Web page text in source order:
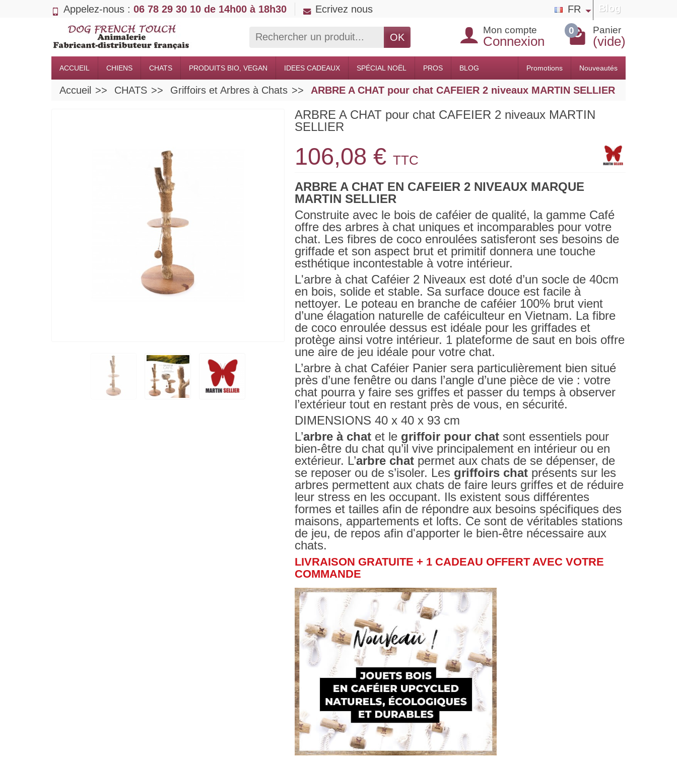
Appelez-nous : 06 78 29 30 10 de 14h00 à 18h30 Ecrivez nous FR Blog
OK
Mon compte
Connexion
0 Panier
(vide)
ACCUEIL CHIENS CHATS PRODUITS BIO, VEGAN IDEES CADEAUX SPÉCIAL NOËL PROS BLOG Promotions Nouveautés
Accueil CHATS Griffoirs et Arbres à Chats ARBRE A CHAT pour chat CAFEIER 2 niveaux MARTIN SELLIER
ARBRE A CHAT pour chat CAFEIER 2 niveaux MARTIN
SELLIER
106,08 €TTC
ARBRE A CHAT EN CAFEIER 2 NIVEAUX MARQUE
MARTIN SELLIER
Construite avec le bois de caféier de qualité, la gamme Café
offre des arbres à chat uniques et incomparables pour votre
chat. Les fibres de coco enroulées satisferont ses besoins de
griffade et son aspect brut et primitif donnera une touche
esthétique incontestable à votre intérieur.
L'arbre à chat Caféier 2 Niveaux est doté d’un socle de 40cm
en bois, solide et stable. Sa surface douce est facile à
nettoyer. Le poteau en branche de caféier 100% brut vient
d’une élagation naturelle de caféiculteur en Vietnam. La fibre
de coco enroulée dessus est idéale pour les griffades et
protège ainsi votre intérieur. 1 plateforme de saut en bois offre
une aire de jeu idéale pour votre chat.
L’arbre à chat Caféier Panier sera particulièrement bien situé
près d’une fenêtre ou dans l’angle d’une pièce de vie : votre
chat pourra y faire ses griffes et passer du temps à observer
l’extérieur tout en restant près de vous, en sécurité.
DIMENSIONS 40 x 40 x 93 cm
L’arbre à chat et le griffoir pour chat sont essentiels pour
bien-être du chat qu’il vive principalement en intérieur ou en
extérieur. L’arbre chat permet aux chats de se dépenser, de
se reposer ou de s’isoler. Les griffoirs chat présents sur les
arbres permettent aux chats de faire leurs griffes et de réduire
leur stress en les occupant. Ils existent sous différentes
formes et tailles afin de répondre aux besoins spécifiques des
maisons, appartements et lofts. Ce sont de véritables stations
de jeu, de repos afin d'apporter le bien-être nécessaire aux
chats.
LIVRAISON GRATUITE + 1 CADEAU OFFERT AVEC VOTRE
COMMANDE